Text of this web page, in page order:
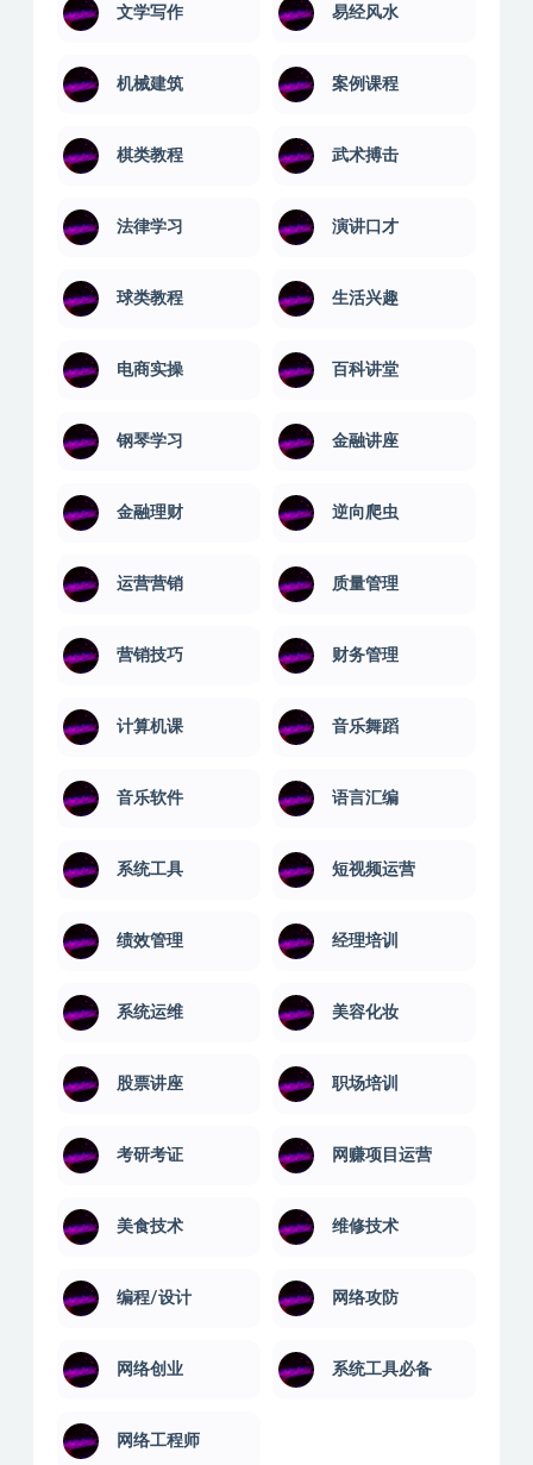
文学写作 易经风水
机械建筑 案例课程
棋类教程 武术搏击
法律学习 演讲口才
球类教程 生活兴趣
电商实操 百科讲堂
钢琴学习 金融讲座
金融理财 逆向爬虫
运营营销 质量管理
营销技巧 财务管理
计算机课 音乐舞蹈
音乐软件 语言汇编
系统工具 短视频运营
绩效管理 经理培训
系统运维 美容化妆
股票讲座 职场培训
考研考证 网赚项目运营
美食技术 维修技术
编程/设计 网络攻防
网络创业 系统工具必备
网络工程师